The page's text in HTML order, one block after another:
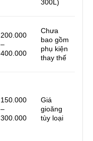
300L)
200.000
–
400.000
Chưa
bao gồm
phụ kiện
thay thế
150.000
–
300.000
Giá
gioăng
tùy loại